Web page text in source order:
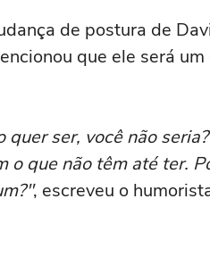
de postura de
que ele será
quer ser, você não
o que não têm até ter.
, escreveu o